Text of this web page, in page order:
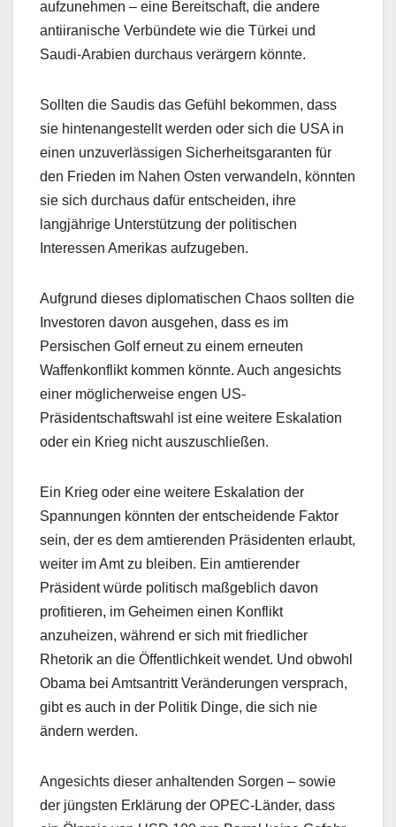
aufzunehmen – eine Bereitschaft, die andere
antiiranische Verbündete wie die Türkei und
Saudi-Arabien durchaus verärgern könnte.
Sollten die Saudis das Gefühl bekommen, dass
sie hintenangestellt werden oder sich die USA in
einen unzuverlässigen Sicherheitsgaranten für
den Frieden im Nahen Osten verwandeln, könnten
sie sich durchaus dafür entscheiden, ihre
langjährige Unterstützung der politischen
Interessen Amerikas aufzugeben.
Aufgrund dieses diplomatischen Chaos sollten die
Investoren davon ausgehen, dass es im
Persischen Golf erneut zu einem erneuten
Waffenkonflikt kommen könnte. Auch angesichts
einer möglicherweise engen US-
Präsidentschaftswahl ist eine weitere Eskalation
oder ein Krieg nicht auszuschließen.
Ein Krieg oder eine weitere Eskalation der
Spannungen könnten der entscheidende Faktor
sein, der es dem amtierenden Präsidenten erlaubt,
weiter im Amt zu bleiben. Ein amtierender
Präsident würde politisch maßgeblich davon
profitieren, im Geheimen einen Konflikt
anzuheizen, während er sich mit friedlicher
Rhetorik an die Öffentlichkeit wendet. Und obwohl
Obama bei Amtsantritt Veränderungen versprach,
gibt es auch in der Politik Dinge, die sich nie
ändern werden.
Angesichts dieser anhaltenden Sorgen – sowie
der jüngsten Erklärung der OPEC-Länder, dass